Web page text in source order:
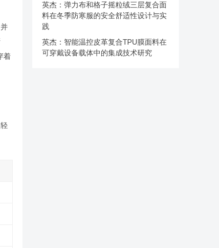
着
英杰：弹力布和格子摇粒绒三层复合面
料在冬季防寒服的安全舒适性设计与实
践
英杰：智能温控皮革复合TPU膜面料在
可穿戴设备载体中的集成技术研究